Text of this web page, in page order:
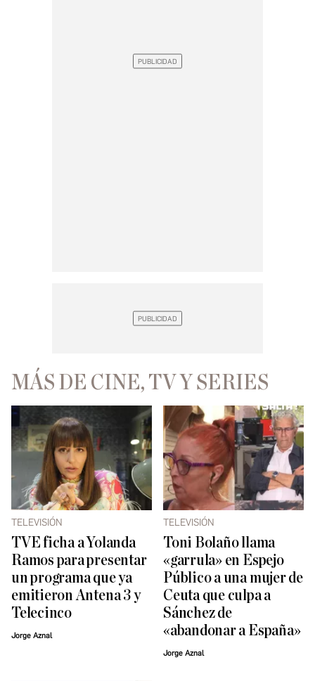
MÁS DE CINE, TV Y SERIES
TELEVISIÓN
TVE ficha a Yolanda
Ramos para presentar
un programa que ya
emitieron Antena 3 y
Telecinco
Jorge Aznal
TELEVISIÓN
Toni Bolaño llama
«garrula» en Espejo
Público a una mujer de
Ceuta que culpa a
Sánchez de
«abandonar a España»
Jorge Aznal